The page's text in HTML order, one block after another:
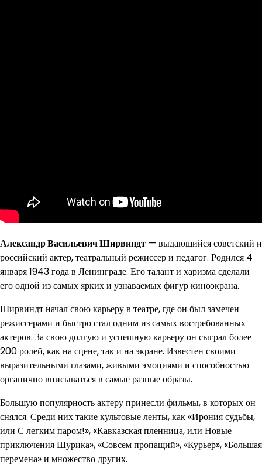
Александр Васильевич Ширвиндт — выдающийся советский и
российский актер, театральный режиссер и педагог. Родился 4
января 1943 года в Ленинграде. Его талант и харизма сделали
его одной из самых ярких и узнаваемых фигур киноэкрана.
Ширвиндт начал свою карьеру в театре, где он был замечен
режиссерами и быстро стал одним из самых востребованных
актеров. За свою долгую и успешную карьеру он сыграл более
200 ролей, как на сцене, так и на экране. Известен своими
выразительными глазами, живыми эмоциями и способностью
органично вписываться в самые разные образы.
Большую популярность актеру принесли фильмы, в которых он
снялся. Среди них такие культовые ленты, как «Ирония судьбы,
или С легким паром!», «Кавказская пленница, или Новые
приключения Шурика», «Совсем пропащий», «Курьер», «Большая
перемена» и множество других.